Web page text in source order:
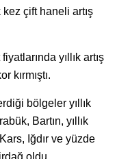
çift haneli artış
yıllık artış
kırmıştı.
bölgeler yıllık
Bartın, yıllık
Iğdır ve yüzde
oldu.